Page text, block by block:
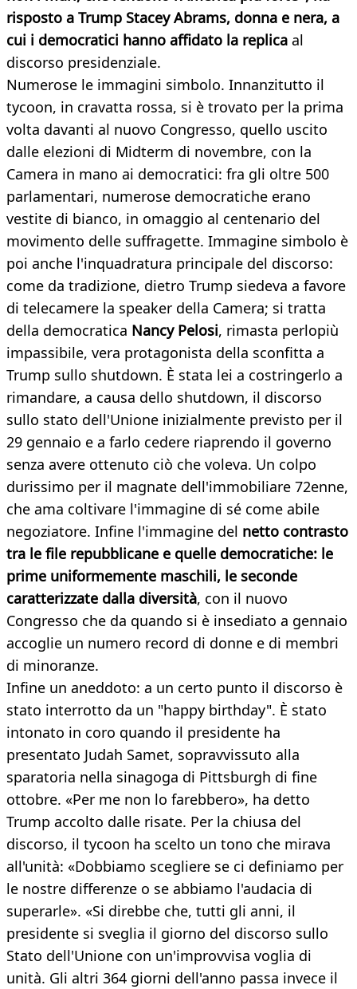
risposto a Trump Stacey Abrams, donna e nera, a
cui i democratici hanno affidato la replica al
discorso presidenziale.
Numerose le immagini simbolo. Innanzitutto il
tycoon, in cravatta rossa, si è trovato per la prima
volta davanti al nuovo Congresso, quello uscito
dalle elezioni di Midterm di novembre, con la
Camera in mano ai democratici: fra gli oltre 500
parlamentari, numerose democratiche erano
vestite di bianco, in omaggio al centenario del
movimento delle suffragette. Immagine simbolo è
poi anche l'inquadratura principale del discorso:
come da tradizione, dietro Trump siedeva a favore
di telecamere la speaker della Camera; si tratta
della democratica Nancy Pelosi, rimasta perlopiù
impassibile, vera protagonista della sconfitta a
Trump sullo shutdown. È stata lei a costringerlo a
rimandare, a causa dello shutdown, il discorso
sullo stato dell'Unione inizialmente previsto per il
29 gennaio e a farlo cedere riaprendo il governo
senza avere ottenuto ciò che voleva. Un colpo
durissimo per il magnate dell'immobiliare 72enne,
che ama coltivare l'immagine di sé come abile
negoziatore. Infine l'immagine del netto contrasto
tra le file repubblicane e quelle democratiche: le
prime uniformemente maschili, le seconde
caratterizzate dalla diversità, con il nuovo
Congresso che da quando si è insediato a gennaio
accoglie un numero record di donne e di membri
di minoranze.
Infine un aneddoto: a un certo punto il discorso è
stato interrotto da un "happy birthday". È stato
intonato in coro quando il presidente ha
presentato Judah Samet, sopravvissuto alla
sparatoria nella sinagoga di Pittsburgh di fine
ottobre. «Per me non lo farebbero», ha detto
Trump accolto dalle risate. Per la chiusa del
discorso, il tycoon ha scelto un tono che mirava
all'unità: «Dobbiamo scegliere se ci definiamo per
le nostre differenze o se abbiamo l'audacia di
superarle». «Si direbbe che, tutti gli anni, il
presidente si sveglia il giorno del discorso sullo
Stato dell'Unione con un'improvvisa voglia di
unità. Gli altri 364 giorni dell'anno passa invece il